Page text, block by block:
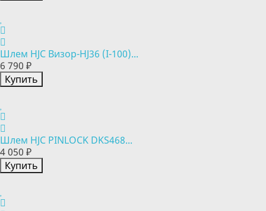
Шлем HJC Визор-HJ36 (I-100)...
6 790 ₽
Купить
Шлем HJC PINLOCK DKS468...
4 050 ₽
Купить